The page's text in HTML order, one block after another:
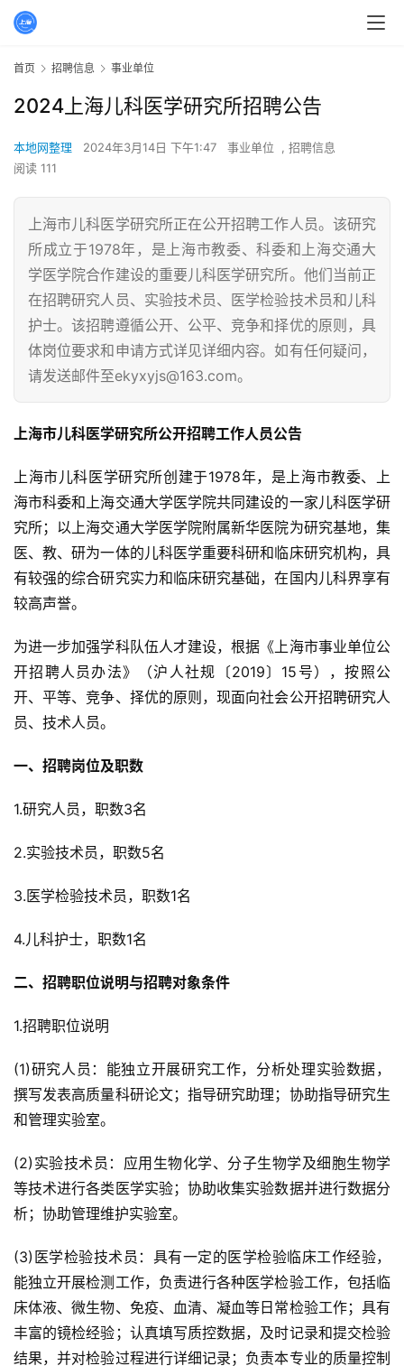
首页 招聘信息 事业单位
2024上海儿科医学研究所招聘公告
本地网整理 2024年3月14日 下午1:47 事业单位 , 招聘信息
阅读 111
上海市儿科医学研究所正在公开招聘工作人员。该研究
所成立于1978年，是上海市教委、科委和上海交通大
学医学院合作建设的重要儿科医学研究所。他们当前正
在招聘研究人员、实验技术员、医学检验技术员和儿科
护士。该招聘遵循公开、公平、竞争和择优的原则，具
体岗位要求和申请方式详见详细内容。如有任何疑问，
请发送邮件至ekyxyjs@163.com。
上海市儿科医学研究所公开招聘工作人员公告
上海市儿科医学研究所创建于1978年，是上海市教委、上
海市科委和上海交通大学医学院共同建设的一家儿科医学研
究所；以上海交通大学医学院附属新华医院为研究基地，集
医、教、研为一体的儿科医学重要科研和临床研究机构，具
有较强的综合研究实力和临床研究基础，在国内儿科界享有
较高声誉。
为进一步加强学科队伍人才建设，根据《上海市事业单位公
开招聘人员办法》（沪人社规〔2019〕15号），按照公
开、平等、竞争、择优的原则，现面向社会公开招聘研究人
员、技术人员。
一、招聘岗位及职数
1.研究人员，职数3名
2.实验技术员，职数5名
3.医学检验技术员，职数1名
4.儿科护士，职数1名
二、招聘职位说明与招聘对象条件
1.招聘职位说明
(1)研究人员：能独立开展研究工作，分析处理实验数据，
撰写发表高质量科研论文；指导研究助理；协助指导研究生
和管理实验室。
(2)实验技术员：应用生物化学、分子生物学及细胞生物学
等技术进行各类医学实验；协助收集实验数据并进行数据分
析；协助管理维护实验室。
(3)医学检验技术员：具有一定的医学检验临床工作经验，
能独立开展检测工作，负责进行各种医学检验工作，包括临
床体液、微生物、免疫、血清、凝血等日常检验工作；具有
丰富的镜检经验；认真填写质控数据，及时记录和提交检验
结果，并对检验过程进行详细记录；负责本专业的质量控制